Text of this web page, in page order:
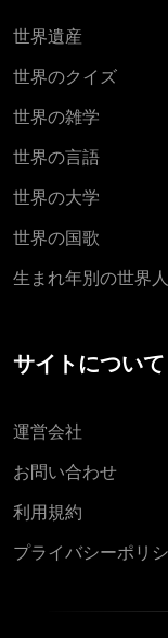
世界遺産
世界のクイズ
世界の雑学
世界の言語
世界の大学
世界の国歌
生まれ年別の世界
サイトについて
運営会社
お問い合わせ
利用規約
プライバシーポリ